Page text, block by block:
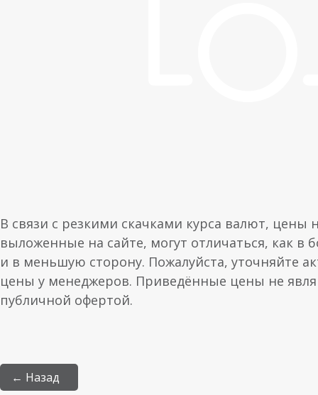
В связи с резкими скачками курса валют, цены
выложенные на сайте, могут отличаться, как в
и в меньшую сторону. Пожалуйста, уточняйте
цены у менеджеров. Приведённые цены не
публичной офертой.
← Назад